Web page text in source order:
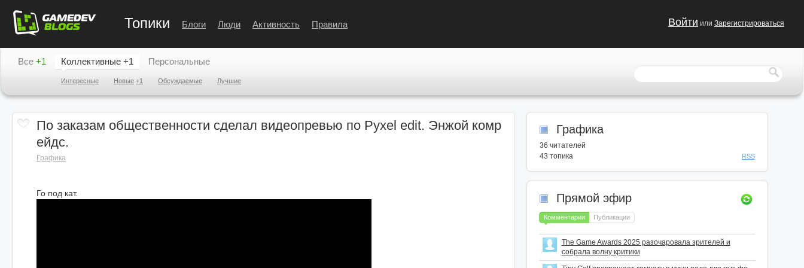
Войти или Зарегистрироваться
Топики Блоги Люди Активность Правила
Все +1 Коллективные +1
Интересные Новые +1 Обсуждаемые Лучшие
Персональные
По заказам общественности сделал видеопревью по Pyxel edit. Энжой комр
ейдс.
Графика
Го под кат.
Графика
36 читателей
43 топика
RSS
Прямой эфир
Комментарии Публикации
The Game Awards 2025 разочаровала зрителей и
собрала волну критики